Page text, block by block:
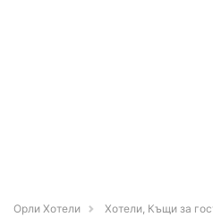
Орли Хотели
Хотели, Къщи за